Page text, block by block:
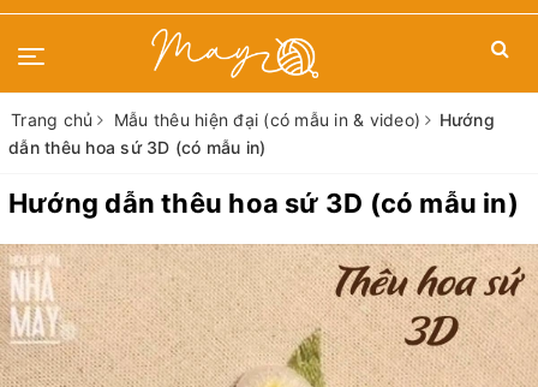
Trang chủ Mẫu thêu hiện đại (có mẫu in & video)
Hướng
dẫn thêu hoa sứ 3D (có mẫu in)
Hướng dẫn thêu hoa sứ 3D (có mẫu in)